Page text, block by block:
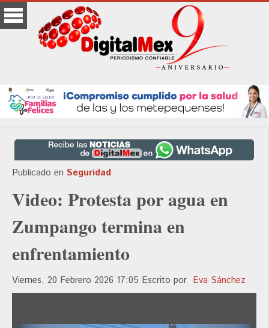
Publicado en Seguridad
Video: Protesta por agua en
Zumpango termina en
enfrentamiento
Viernes, 20 Febrero 2026 17:05 Escrito por Eva Sánchez